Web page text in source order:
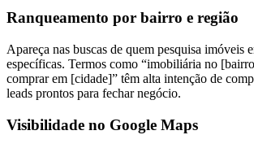
Ranqueamento por bairro e região
Apareça nas buscas de quem pesquisa imóveis
específicas. Termos como “imobiliária no
comprar em [cidade]” têm alta intenção de
leads prontos para fechar negócio.
Visibilidade no Google Maps